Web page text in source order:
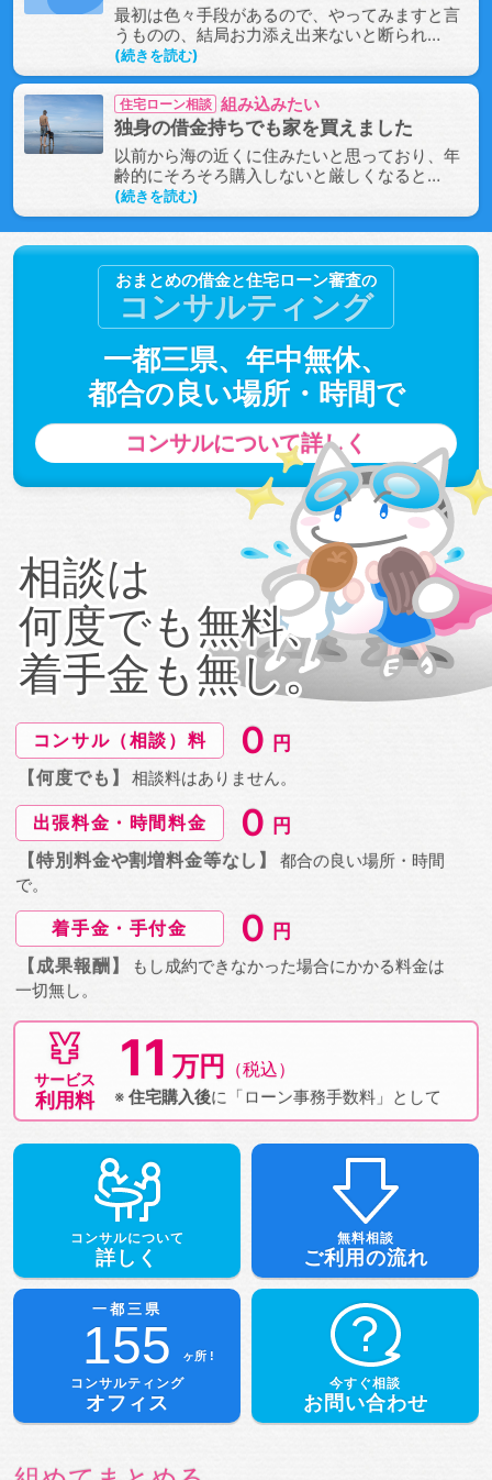
最初は色々手段があるので、やってみますと言
うものの、結局お力添え出来ないと断られ…
続きを読む
住宅ローン相談 組み込みたい
独身の借金持ちでも家を買えました
以前から海の近くに住みたいと思っており、年
齢的にそろそろ購入しないと厳しくなると…
続きを読む
おまとめの借金と住宅ローン審査の
コンサルティング
一都三県、 年中無休、
都合の良い場所・ 時間で
コンサルについて詳しく
相談は
何度でも無料、
着手金も無し。
コンサル（相談）料 ０ 円
【何度でも】
相談料はありません。
出張料金・時間料金 ０ 円
【特別料金や割増料金等なし】
都合の良い場所・時間
で。
着手金・手付金 ０ 円
【成果報酬】
もし成約できなかった場合にかかる料金は
一切無し。
サービス
利用料
11 万円 （税込）
※ 住宅購入後に 「ローン事務手数料」として
コンサルについて
詳しく
無料相談
ご利用の流れ
一都三県
155 ヶ所 !
コンサルティング
オフィス
今すぐ相談
お問い合わせ